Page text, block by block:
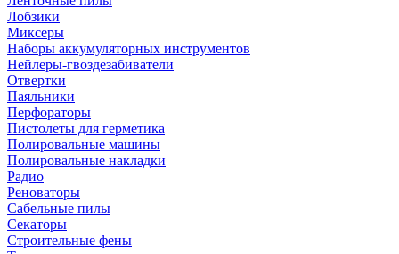
Лобзики
Миксеры
Наборы аккумуляторных инструментов
Нейлеры-гвоздезабиватели
Отвертки
Паяльники
Перфораторы
Пистолеты для герметика
Полировальные машины
Полировальные накладки
Радио
Реноваторы
Сабельные пилы
Секаторы
Строительные фены